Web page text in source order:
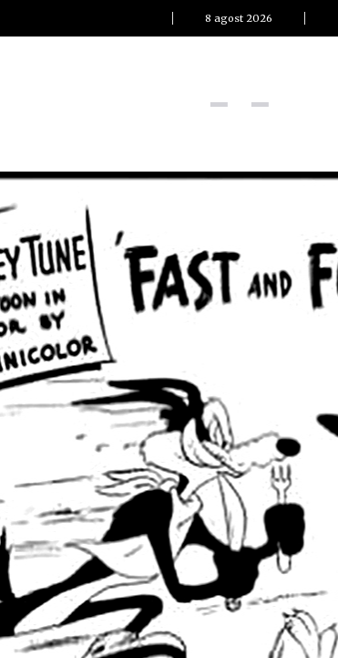
Novetats discogràfiques
El Clàssic | ELS 3 TAMBORS
TEMÀTIQUES
Hoquei patins
Motor
Veure totes
CULTURA
Arts escèniques
Cultura popular
Llibres
Calaix
Veure totes
8 agost 2026